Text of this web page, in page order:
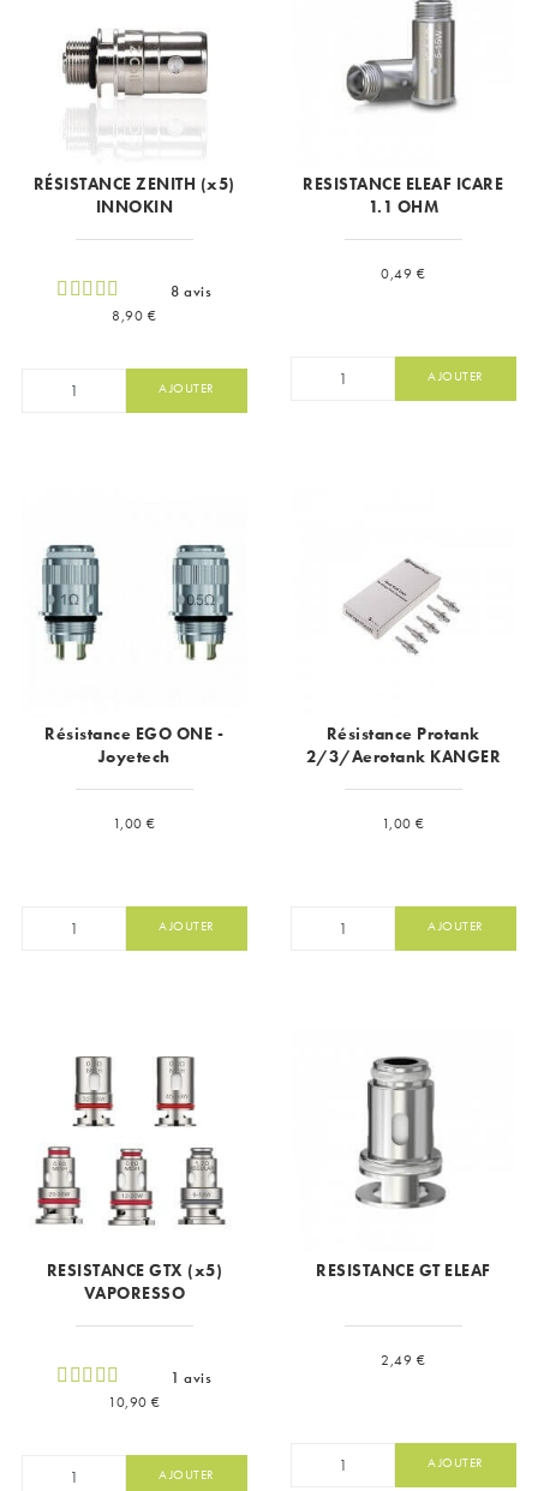
RÉSISTANCE ZENITH (x5)
INNOKIN
8 avis
Prix
8,90 €
AJOUTER
RESISTANCE ELEAF ICARE
1.1 OHM
Prix
0,49 €
AJOUTER
Résistance EGO ONE -
Joyetech
Prix
1,00 €
AJOUTER
Résistance Protank
2/3/Aerotank KANGER
Prix
1,00 €
AJOUTER
RESISTANCE GTX (x5)
VAPORESSO
1 avis
Prix
10,90 €
AJOUTER
RESISTANCE GT ELEAF
Prix
2,49 €
AJOUTER